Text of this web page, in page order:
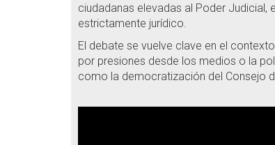
ciudadanas elevadas al Poder Judicial,
estrictamente jurídico.
El debate se vuelve clave en el
por presiones desde los medios o la
como la democratización del Consejo